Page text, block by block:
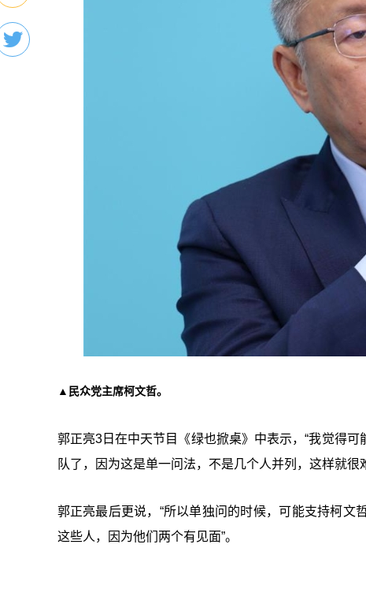
▲民众党主席柯文哲。
郭正亮3日在中天节目《绿也掀桌》中表示，“我觉得
队了，因为这是单一问法，不是几个人并列，这样就很
郭正亮最后更说，“所以单独问的时候，可能支持柯文
这些人，因为他们两个有见面”。